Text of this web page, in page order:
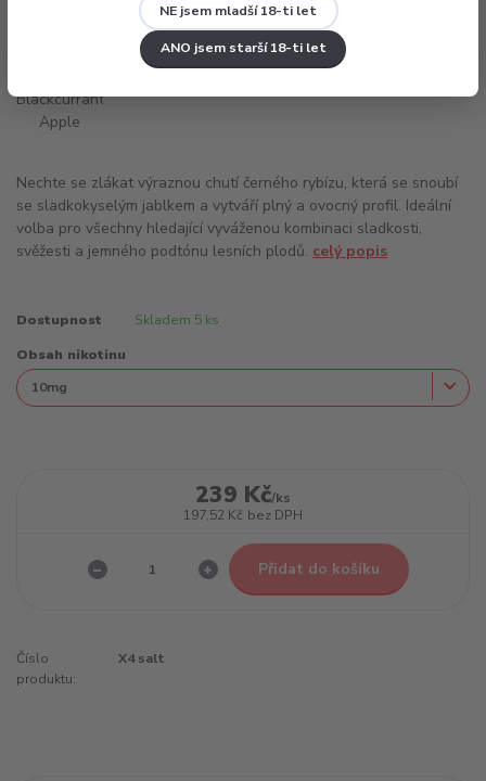
NE jsem mladší 18-ti let
ANO jsem starší 18-ti let
Nechte se zlákat výraznou chutí černého rybízu, která se snoubí
se sladkokyselým jablkem a vytváří plný a ovocný profil. Ideální
volba pro všechny hledající vyváženou kombinaci sladkosti,
svěžesti a jemného podtónu lesních plodů. celý popis
Dostupnost Skladem 5 ks
Obsah nikotinu
239 Kč/ks
197,52 Kč bez DPH
Přidat do košíku
Číslo
produktu:
X4 salt